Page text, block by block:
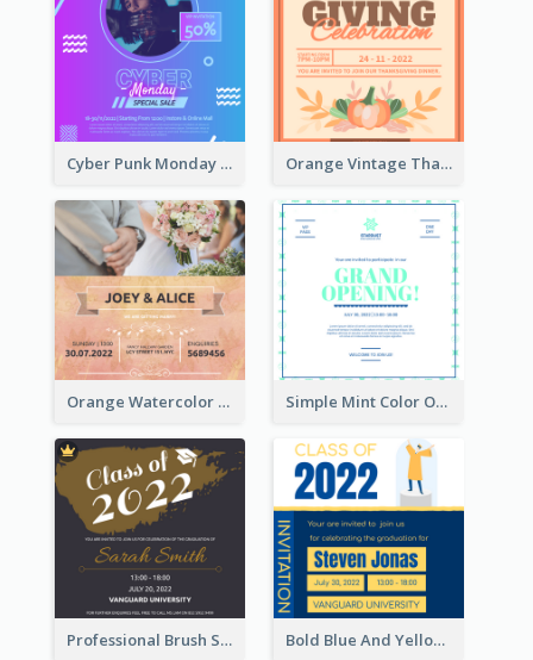
Cyber Punk Monday Discount Invitation Design Orange Vintage Thanksgiving Celebration Invitation Design
Orange Watercolor Wedding Invitation Simple Mint Color Opening Day Invitation Card Idea
Professional Brush Script Graduation Invitation Design Bold Blue And Yellow Educational Ceremony Invitation Design Ideas